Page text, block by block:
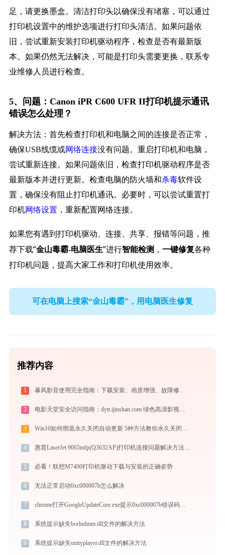
足，请更换墨盒。清洁打印头以确保没有堵塞，可以通过
打印机设置中的维护选项进行打印头清洁。如果问题依
旧，尝试重新安装打印机驱动程序，检查是否有最新版
本。如果仍然无法解决，可能是打印头需要更换，联系专
业维修人员进行检查。
5、问题：Canon iPR C600 UFR II打印机提示通讯
错误怎么处理？
解决方法：首先检查打印机和电脑之间的连接是否正常，
确保USB线缆或网络连接没有问题。重启打印机和电脑，
尝试重新连接。如果问题依旧，检查打印机驱动程序是否
最新版本并进行更新。检查电脑的防火墙和杀毒软件设
置，确保没有阻止打印机通讯。必要时，可以尝试重置打
印机网络设置 ，重新配置网络连接。
如果您有遇到打印机驱动、连接、共享、报错等问题，推
荐下载“金山毒霸-电脑医生”进行智能检测， 一键修复各种
打印机问题，提高大家工作和打印机使用效率。
可在电脑上搜索“金山毒霸”，用电脑医生修复
推荐内容
1 暴风影音使用完全指南：下载安装、画质增强、故障修复与播放器对比
2 电影天堂安全访问指南：dytt.ijinshan.com 绿色高清影视资源获取秘籍
3 Win10如何彻底永久关闭自动更新 5种方法教你永久关闭win10自动更新
4 惠普LaserJet 9065mfp(Q3632AP)打印机连接问题解决方法 - 金山毒霸
5 必看！联想M7400打印机驱动下载与安装的正确姿势
6 无法正常启动0xc000007b怎么解决
7 chrome打开GoogleUpdateCore.exe提示0xc000007b错误码怎么办
8 系统提示缺失borlndmm.dll文件的解决方法
9 系统提示缺失unityplayer.dll文件的解决方法